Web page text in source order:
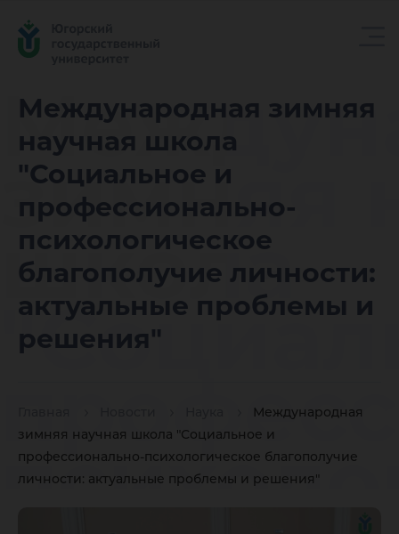
Международная зимняя
научная школа
"Социальное и
профессионально-
психологическое
благополучие личности:
актуальные проблемы и
решения"
Международная
зимняя научная школа "Социальное и
профессионально-психологическое благополучие
личности: актуальные проблемы и решения"
зимняя
школа